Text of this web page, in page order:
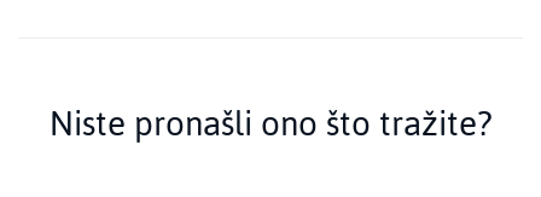
Niste pronašli ono što tražite?